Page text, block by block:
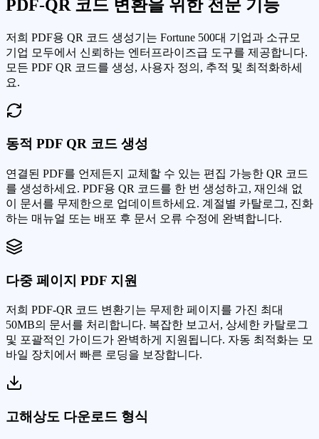
PDF-QR 코드 변환을 위한 전문 기능
저희 PDF용 QR 코드 생성기는 Fortune 500대 기업과 소규모
기업 모두에서 신뢰하는 엔터프라이즈급 도구를 제공합니다.
모든 PDF QR 코드를 생성, 사용자 정의, 추적 및 최적화하세
요.
동적 PDF QR 코드 생성
연결된 PDF를 언제든지 교체할 수 있는 편집 가능한 QR 코드
를 생성하세요. PDF용 QR 코드를 한 번 생성하고, 재인쇄 없
이 문서를 무제한으로 업데이트하세요. 계절별 카탈로그, 진화
하는 매뉴얼 또는 배포 후 문서 오류 수정에 완벽합니다.
다중 페이지 PDF 지원
저희 PDF-QR 코드 변환기는 무제한 페이지를 가진 최대
50MB의 문서를 처리합니다. 복잡한 보고서, 상세한 카탈로그
및 포괄적인 가이드가 완벽하게 지원됩니다. 자동 최적화는 모
바일 장치에서 빠른 로딩을 보장합니다.
고해상도 다운로드 형식